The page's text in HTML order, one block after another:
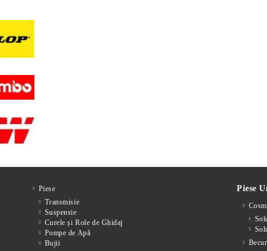
Piese
Transmisie
Suspensie
Curele și Role de Ghidaj
Pompe de Apă
Bujii
Piese